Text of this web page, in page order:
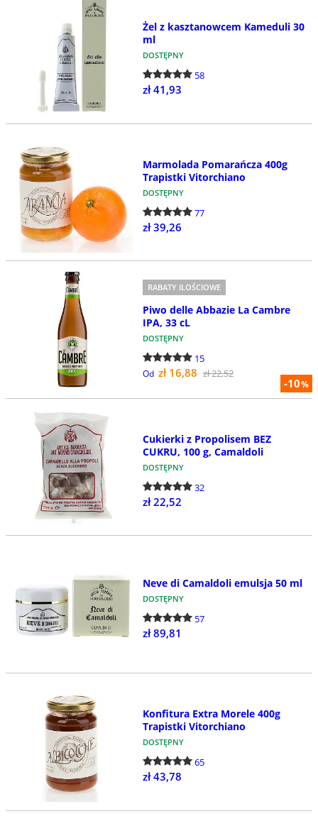
Żel z kasztanowcem Kameduli 30
ml
DOSTĘPNY
58
zł 41,93
Marmolada Pomarańcza 400g
Trapistki Vitorchiano
DOSTĘPNY
77
zł 39,26
-10%
RABATY ILOŚCIOWE
Piwo delle Abbazie La Cambre
IPA, 33 cL
DOSTĘPNY
15
Od zł 16,88 zł 22,52
Cukierki z Propolisem BEZ
CUKRU, 100 g, Camaldoli
DOSTĘPNY
32
zł 22,52
Neve di Camaldoli emulsja 50 ml
DOSTĘPNY
57
zł 89,81
Konfitura Extra Morele 400g
Trapistki Vitorchiano
DOSTĘPNY
65
zł 43,78